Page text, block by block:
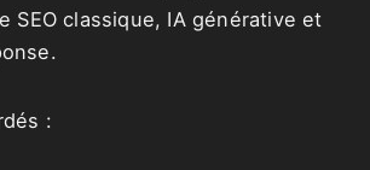
SEO classique, IA générative et
: